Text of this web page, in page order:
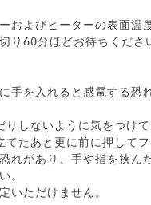
およびヒーターの表面
り60分ほどお待ちくだ
手を入れると感電する恐
りしないように気をつけ
たあと更に前に押して
れがあり、手や指を挟ん
。
いただけません。